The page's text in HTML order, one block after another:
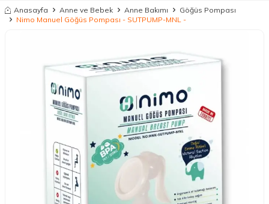
Anasayfa Anne ve Bebek Anne Bakımı
Göğüs Pompası
Nimo Manuel Göğüs Pompası - SUTPUMP-MNL -